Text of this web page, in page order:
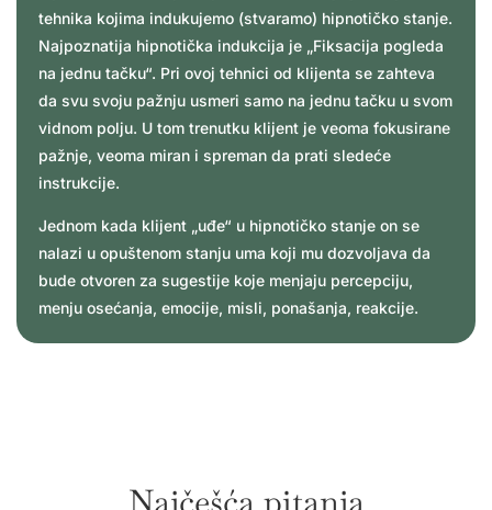
tehnika kojima indukujemo (stvaramo) hipnotičko stanje.
Najpoznatija hipnotička indukcija je „Fiksacija pogleda
na jednu tačku“. Pri ovoj tehnici od klijenta se zahteva
da svu svoju pažnju usmeri samo na jednu tačku u svom
vidnom polju. U tom trenutku klijent je veoma fokusirane
pažnje, veoma miran i spreman da prati sledeće
instrukcije.
Jednom kada klijent „uđe“ u hipnotičko stanje on se
nalazi u opuštenom stanju uma koji mu dozvoljava da
bude otvoren za sugestije koje menjaju percepciju,
menju osećanja, emocije, misli, ponašanja, reakcije.